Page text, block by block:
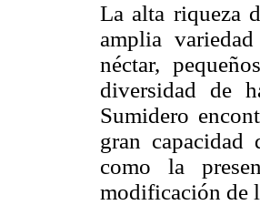
La alta riqueza
amplia
néctar,
diversidad de
Sumidero
gran capacidad
como la
modificación de